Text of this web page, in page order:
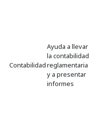
Contabilidad
Ayuda a llevar
la contabilidad
reglamentaria
y a presentar
informes